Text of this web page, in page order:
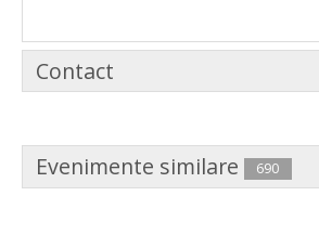
Contact
Evenimente similare 690